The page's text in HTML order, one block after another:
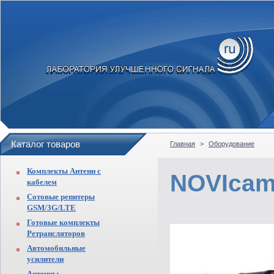
Каталог товаров
Комплекты Антенн с
кабелем
Сотовые репитеры
GSM/3G/LTE
Готовые комплекты
Ретрансляторов
Автомобильные
усилители
Главная > Оборудование